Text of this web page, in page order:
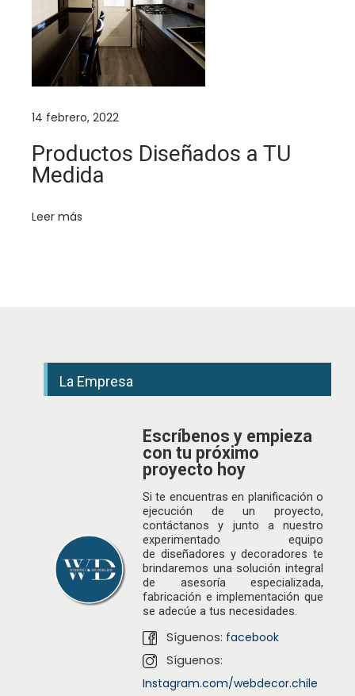
d
a
s
n
a
o
a
14 febrero, 2022
Productos Diseñados a TU
Medida
Leer más
La Empresa
Escríbenos y empieza
con tu próximo
proyecto hoy
Si te encuentras en planificación o
ejecución de un proyecto,
contáctanos y junto a nuestro
experimentado equipo
de diseñadores y decoradores te
brindaremos una solución integral
de asesoría especializada,
fabricación e implementación que
se adecúe a tus necesidades.
Síguenos: facebook
Síguenos:
Instagram.com/webdecor.chile